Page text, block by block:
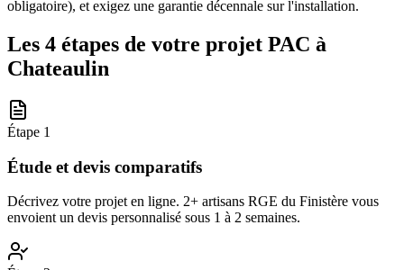
obligatoire), et exigez une garantie décennale sur l'installation.
Les 4 étapes de votre projet PAC à
Chateaulin
Étape 1
Étude et devis comparatifs
Décrivez votre projet en ligne. 2+ artisans RGE du Finistère vous
envoient un devis personnalisé sous 1 à 2 semaines.